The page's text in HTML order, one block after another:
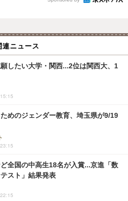
連ニュース
したい大学・関西...2位は関西大、1
めのジェンダー教育、埼玉県が9/19
全国の中高生18名が入賞...京進「数
スト」結果発表